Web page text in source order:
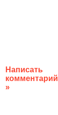
Написать
комментарий
»